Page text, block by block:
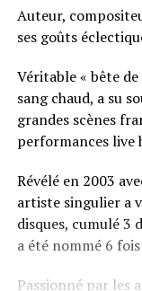
Auteur,
ses goûts
Véritable « bête
sang chaud, a su
grandes scènes
performances live
Révélé en 2003
artiste singulier a
disques, cumulé 3
a été nommé 6
Passionné par les